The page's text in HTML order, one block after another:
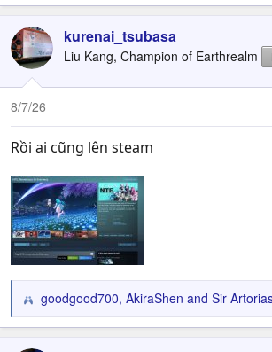
kurenai_tsubasa
Liu Kang, Champion of Earthrealm
8/7/26
Rồi ai cũng lên steam
R
e
goodgood700, AkiraShen and Sir